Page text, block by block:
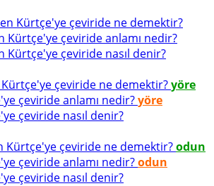
Kürtçe'ye çeviride ne demektir?
Kürtçe'ye çeviride anlamı nedir?
Kürtçe'ye çeviride nasıl denir?
çeviride ne demektir?yöre
çeviride anlamı nedir?yöre
çeviride nasıl denir?
Kürtçe'ye çeviride ne demektir?odun
çeviride anlamı nedir?odun
çeviride nasıl denir?